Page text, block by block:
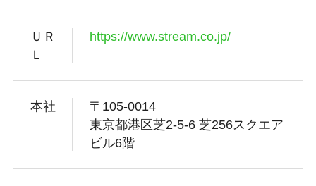
ＵＲ
Ｌ
https://www.stream.co.jp/
本社
〒105-0014
東京都港区芝2-5-6 芝256スクエア
ビル6階